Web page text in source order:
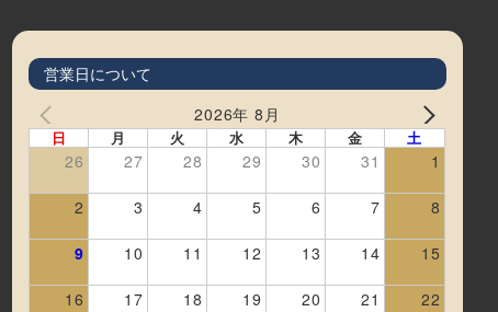
営業日について
2026年 8月
日 月 火 水 木 金 土
26 27 28 29 30 31 1
2 3 4 5 6 7 8
9 10 11 12 13 14 15
16 17 18 19 20 21 22